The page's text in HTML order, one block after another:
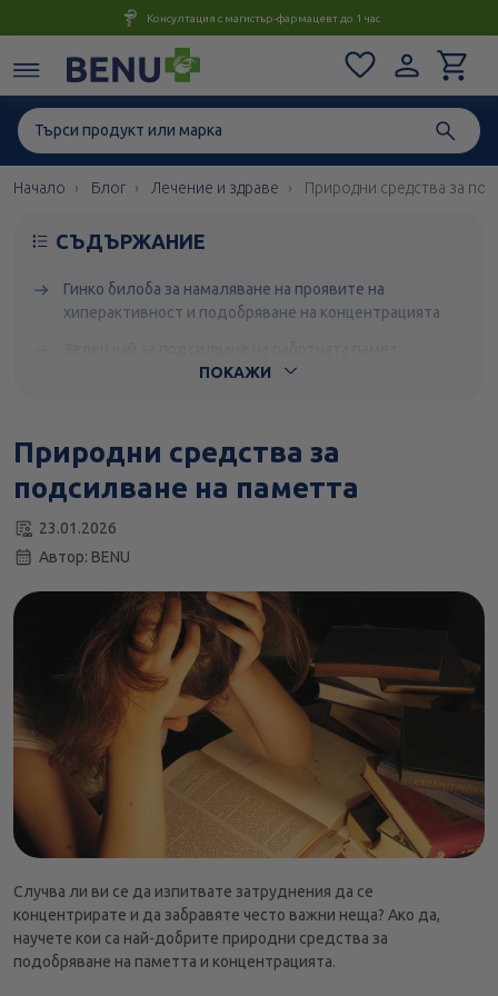
Консултация с магистър-фармацевт до 1 час
Начало Блог Лечение и здраве Природни средства за
СЪДЪРЖАНИЕ
Гинко билоба за намаляване на проявите на
хиперактивност и подобряване на концентрацията
концентрация
ПОКАЖИ
Природни средства за
подсилване на паметта
23.01.2026
Автор: BENU
Случва ли ви се да изпитвате затруднения да се
концентрирате и да забравяте често важни неща? Ако да,
научете кои са най-добрите природни средства за
подобряване на паметта и концентрацията.